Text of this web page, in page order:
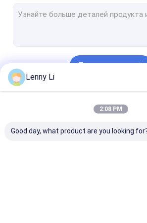
Металлические шлифовальные
Машины для шлифования с
Продолжать
Lenny Li
2:08 PM
Good day, what product are you looking